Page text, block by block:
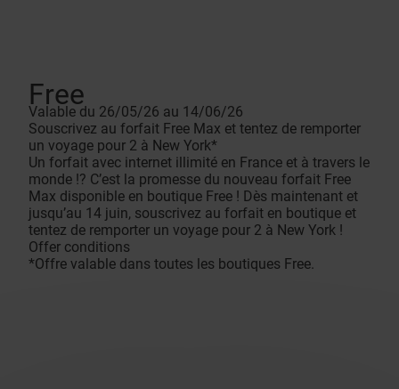
Free
Valable du 26/05/26 au 14/06/26
Souscrivez au forfait Free Max et tentez de remporter
un voyage pour 2 à New York*
Un forfait avec internet illimité en France et à travers le
monde !? C’est la promesse du nouveau forfait Free
Max disponible en boutique Free ! Dès maintenant et
jusqu’au 14 juin, souscrivez au forfait en boutique et
tentez de remporter un voyage pour 2 à New York !
Offer conditions
*Offre valable dans toutes les boutiques Free.